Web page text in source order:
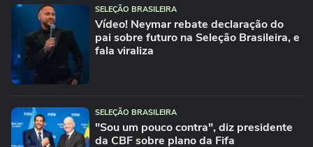
SELEÇÃO BRASILEIRA
Vídeo! Neymar rebate declaração do
pai sobre futuro na Seleção Brasileira, e
fala viraliza
SELEÇÃO BRASILEIRA
"Sou um pouco contra", diz presidente
da CBF sobre plano da Fifa